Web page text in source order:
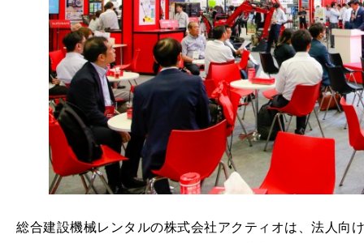
総合建設機械レンタルの株式会社アクティオは、法人向